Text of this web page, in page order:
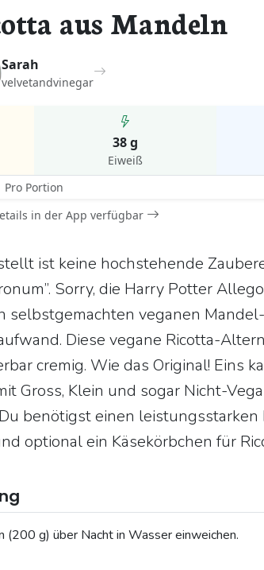
aus Mandeln
Sarah
velvetandvinegar
38 g
Eiweiß
Pro Portion
in der App verfügbar
ist keine hochstehende
Sorry, die Harry Potter
selbstgemachten veganen
Diese vegane Ricotta-
cremig. Wie das Original! Eins
Gross, Klein und sogar Nicht-
benötigst einen leistungsstarken
optional ein Käsekörbchen für
(200 g) über Nacht in Wasser einweichen.